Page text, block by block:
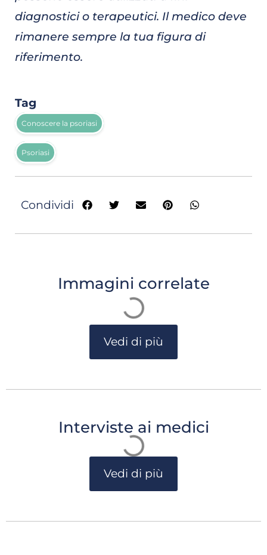
diagnostici o terapeutici. Il medico deve
rimanere sempre la tua figura di
riferimento.
Tag
Conoscere la psoriasi
Psoriasi
Condividi
Immagini correlate
Vedi di più
Interviste ai medici
Vedi di più